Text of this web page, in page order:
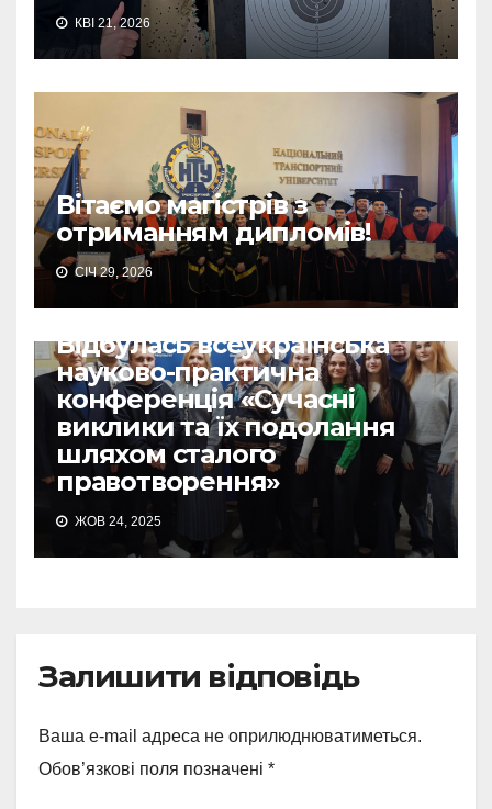
КВІ 21, 2026
Вітаємо магістрів з
отриманням дипломів!
СІЧ 29, 2026
Відбулась всеукраїнська
науково-практична
конференція «Сучасні
виклики та їх подолання
шляхом сталого
правотворення»
ЖОВ 24, 2025
Залишити відповідь
Ваша e-mail адреса не оприлюднюватиметься.
Обов’язкові поля позначені *